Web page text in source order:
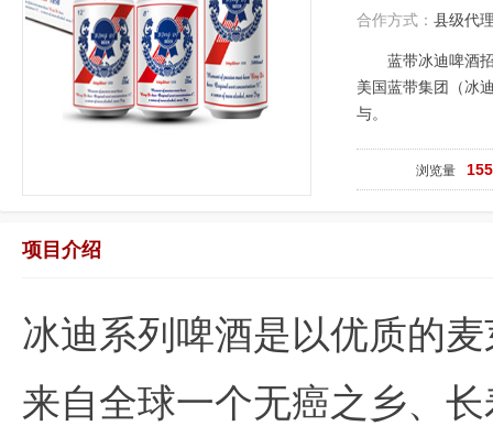
合作方式： 县级代
蓝带冰迪啤酒
美国蓝带集团（冰
与。
浏览量
项目介绍
冰迪系列啤酒是以优质的
来自全球一个无癌之乡、